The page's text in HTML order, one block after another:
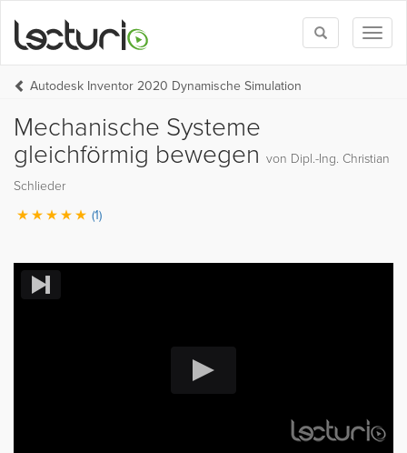
Toggle
search
Autodesk Inventor 2020 Dynamische Simulation
Mechanische Systeme
gleichförmig bewegen von Dipl.-Ing. Christian
Schlieder
(1)